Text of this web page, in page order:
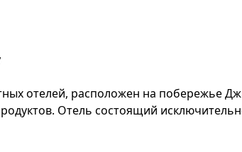
отелей, расположен на побережье
Отель состоящий